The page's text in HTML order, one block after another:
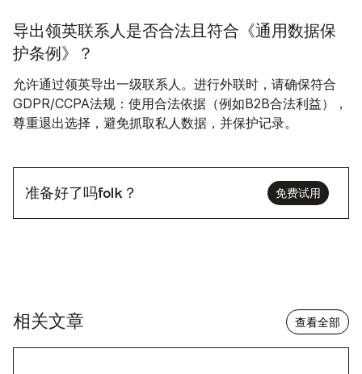
导出领英联系人是否合法且符合《通用数据保
护条例》？
允许通过领英导出一级联系人。进行外联时，请确保符合
GDPR/CCPA法规：使用合法依据（例如B2B合法利益），
尊重退出选择，避免抓取私人数据，并保护记录。
准备好了吗folk？ 免费试用
相关文章 查看全部